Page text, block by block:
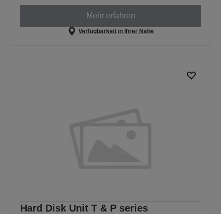
Mehr erfahren
Verfügbarkeit in Ihrer Nähe
Hard Disk Unit T & P series